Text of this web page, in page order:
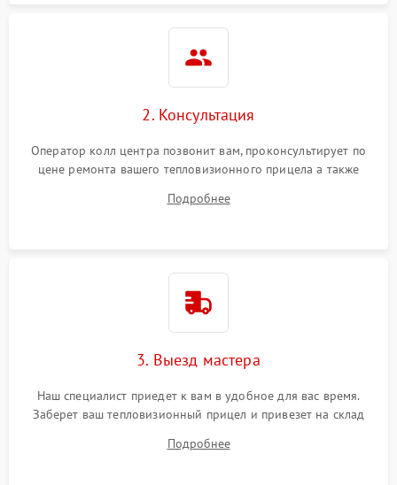
2. Консультация
Оператор колл центра позвонит вам, проконсультирует по
цене ремонта вашего тепловизионного прицела а также
Подробнее
3. Выезд мастера
Наш специалист приедет к вам в удобное для вас время.
Заберет ваш тепловизионный прицел и привезет на склад
Подробнее